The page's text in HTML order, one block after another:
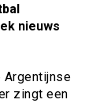
nieuws
Argentijnse
zingt een